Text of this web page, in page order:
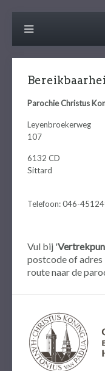
Parochie Christus
Leyenbroekerweg
107
6132 CD
Telefoon: 046-
Vul bij '
postcode of adres
route naar de